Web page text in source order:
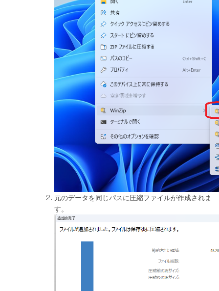
元のデータを同じパスに圧縮ファイルが作成されま
す。